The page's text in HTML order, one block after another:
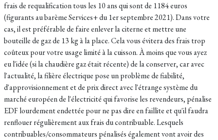
frais de requalification tous les 10 ans qui sont de 1184 euros
(figurants au barème Services+ du 1er septembre 2021). Dans votre
cas, il est préférable de faire enlever la citerne et mettre une
bouteille de gaz de 13 kg à la place. Cela vous évitera des frais trop
coûteux pour votre usage limité à la cuisson. À moins que vous ayez
eu l'idée (si la chaudière gaz était récente) de la conserver, car avec
l'actualité, la filière électrique pose un problème de fiabilité,
d'approvisionnement et de prix direct avec l'étrange système du
marché européen de l'électricité qui favorise les revendeurs, pénalise
EDF lourdement endettée pour ne pas dire en faillite et qu'il faudra
renflouer régulièrement aux frais du contribuable. Lesquels
contribuables/consommateurs pénalisés également vont avoir des